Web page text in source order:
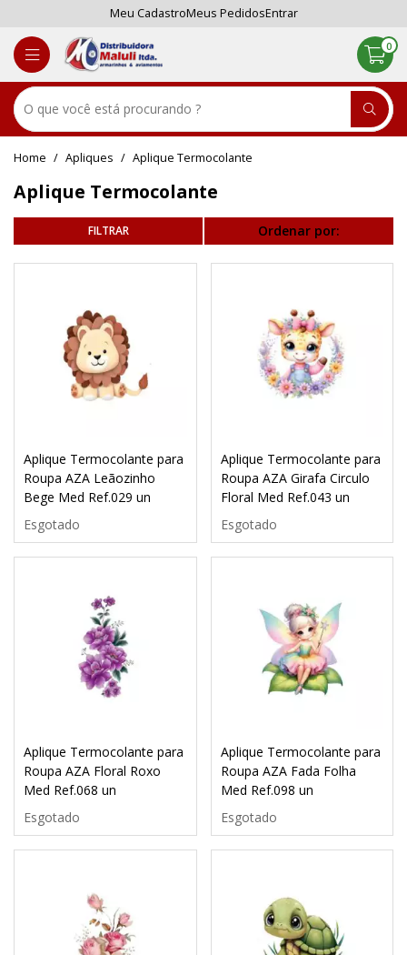
Meu CadastroMeus PedidosEntrar
0
Apliques Aplique Termocolante
Aplique Termocolante
Ordenar por:
Aplique Termocolante para
Roupa AZA Leãozinho
Bege Med Ref.029 un
Esgotado
Aplique Termocolante para
Roupa AZA Girafa Circulo
Floral Med Ref.043 un
Esgotado
Aplique Termocolante para
Roupa AZA Floral Roxo
Med Ref.068 un
Esgotado
Aplique Termocolante para
Roupa AZA Fada Folha
Med Ref.098 un
Esgotado